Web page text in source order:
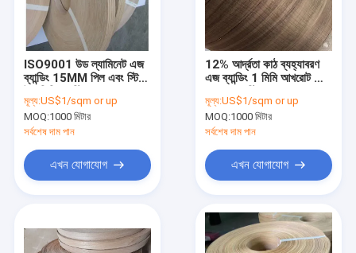
ISO9001 উড ল্যামিনেট এজ
ব্যান্ডিং 15MM পিল এবং স্টিক
মূল্য:US$1/sqm or up
MOQ:1000 মিটার
সর্বশেষ দাম পান
এখন যোগাযোগ
12% আর্দ্রতা কাঠ ব্যহ্যাবরণ
এজ ব্যান্ডিং 1 মিমি আখরোট কাঠ
মূল্য:US$1/sqm or up
MOQ:1000 মিটার
সর্বশেষ দাম পান
এখন যোগাযোগ